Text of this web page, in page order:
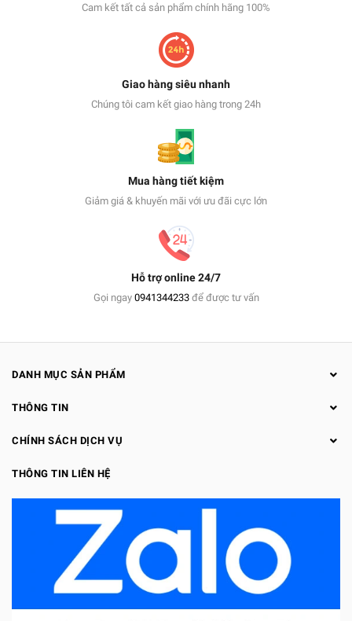
Cam kết tất cả sản phẩm chính hãng 100%
Giao hàng siêu nhanh
Chúng tôi cam kết giao hàng trong 24h
Mua hàng tiết kiệm
Giảm giá & khuyến mãi với ưu đãi cực lớn
Hỗ trợ online 24/7
Gọi ngay 0941344233để được tư vấn
DANH MỤC SẢN PHẨM
THÔNG TIN
CHÍNH SÁCH DỊCH VỤ
THÔNG TIN LIÊN HỆ